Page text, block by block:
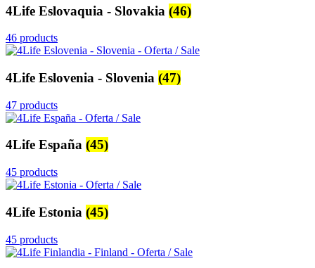
4Life Eslovaquia - Slovakia (46)
46 products
4Life Eslovenia - Slovenia (47)
47 products
4Life España (45)
45 products
4Life Estonia (45)
45 products